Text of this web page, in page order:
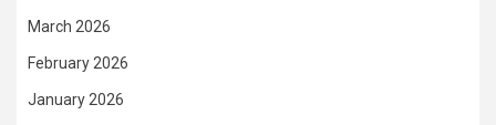
March 2026
February 2026
January 2026